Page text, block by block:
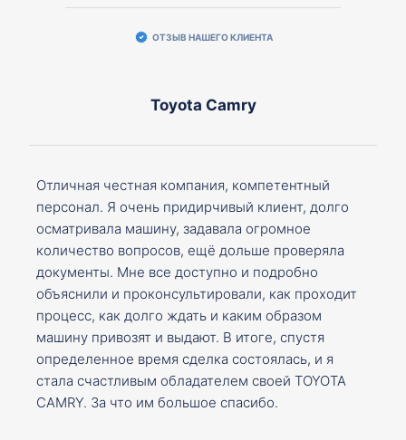
ОТЗЫВ НАШЕГО КЛИЕНТА
Toyota Camry
Отличная честная компания, компетентный
персонал. Я очень придирчивый клиент, долго
осматривала машину, задавала огромное
количество вопросов, ещё дольше проверяла
документы. Мне все доступно и подробно
объяснили и проконсультировали, как проходит
процесс, как долго ждать и каким образом
машину привозят и выдают. В итоге, спустя
определенное время сделка состоялась, и я
стала счастливым обладателем своей TOYOTA
CAMRY. За что им большое спасибо.